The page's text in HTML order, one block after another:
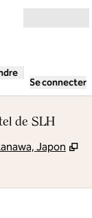
Se connecter
de SLH
Japon ,